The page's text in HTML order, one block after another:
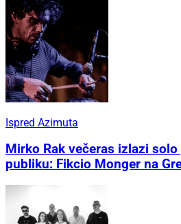
Ispred Azimuta
Mirko Rak večeras izlazi
publiku: Fikcio Monger na